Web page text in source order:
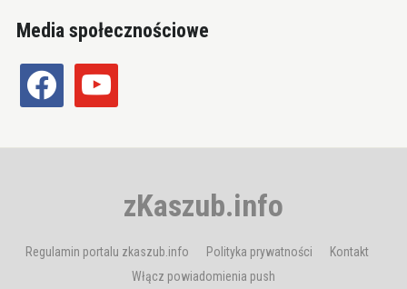
Media społecznościowe
facebook youtube
zKaszub.info
Regulamin portalu zkaszub.info Polityka prywatności
Kontakt
Włącz powiadomienia push